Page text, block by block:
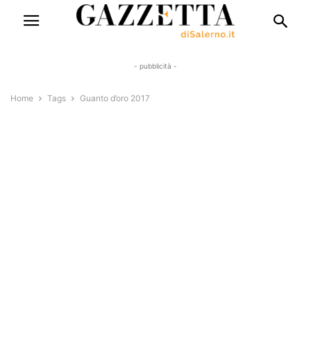
- pubblicità -
Home Tags Guanto d’oro 2017